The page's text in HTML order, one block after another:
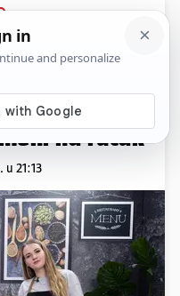
Komentari
svađe u
sjekiru':
na ručak
u 21:13